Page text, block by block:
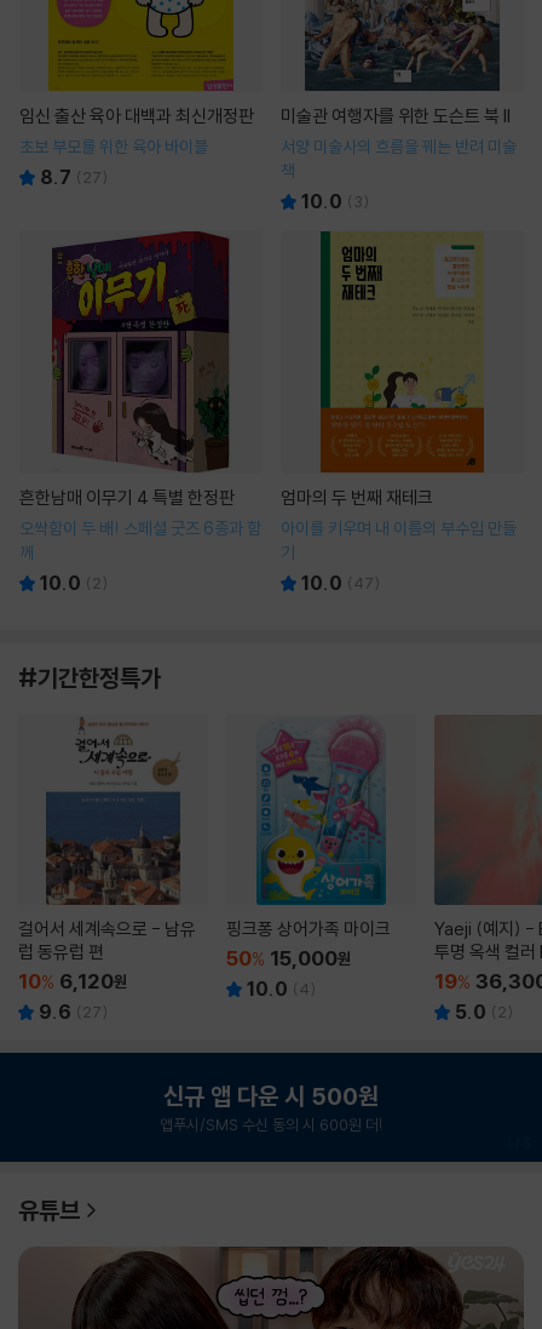
임신 출산 육아 대백과 최신개정판
초보 부모를 위한 육아 바이블
8.7 ( 27)
미술관 여행자를 위한 도슨트 북 II
서양 미술사의 흐름을 꿰는 반려 미술
책
10.0 ( 3)
흔한남매 이무기 4 특별 한정판
오싹함이 두 배! 스페셜 굿즈 6종과 함
께
10.0 ( 2)
엄마의 두 번째 재테크
아이를 키우며 내 이름의 부수입 만들
기
10.0 (47)
#기간한정특가
걸어서 세계속으로 - 남유
럽 동유럽 편
10% 6,120원
9.6 ( 27)
핑크퐁 상어가족 마이크
50% 15,000원
10.0 (4)
Yaeji (예지) -
투명 옥색 컬
19%
5.0 ( 2)
신규 앱 다운 시 500원
앱푸시/SMS 수신 동의 시 600원 더!
유튜브